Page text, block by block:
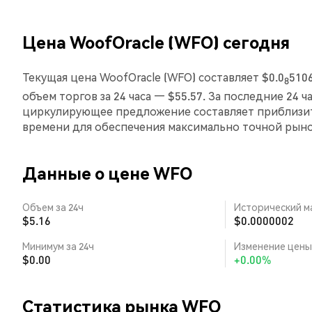
Цена WoofOracle (WFO) сегодня
Текущая цена WoofOracle (WFO) составляет $0.08
объем торгов за 24 часа — $55.57. За последние 24
циркулирующее предложение составляет
времени для обеспечения максимально точной
Данные о цене WFO
Объем за 24ч
$5.16
Исторический
$0.0000002
Минимум за 24ч
$0.00
Изменение цены
+0.00%
Статистика рынка WFO